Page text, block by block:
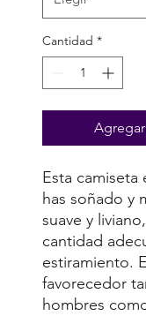
Cantidad *
Esta
has soñado y
suave y
cantidad
estiramiento.
favorecedor
hombres